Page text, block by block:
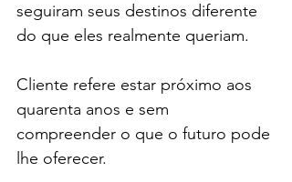
seguiram seus destinos diferente
do que eles realmente queriam.
Cliente refere estar próximo aos
quarenta anos e sem
compreender o que o futuro pode
lhe oferecer.